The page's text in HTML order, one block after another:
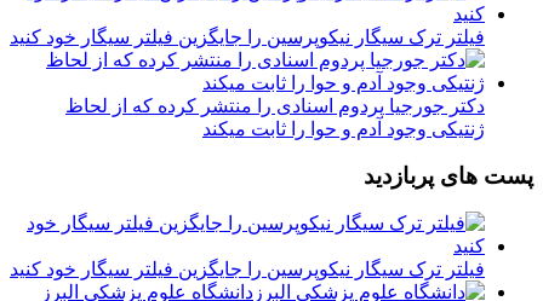
فیلتر ترک سیگار نیکوپرسین را جایگزین فیلتر سیگار خود کنید
دکتر جورجیا پردوم اسنادی را منتشر کرده که از لحاظ
ژنتیکی وجود آدم و حوا را ثابت میکند
پست های پربازدید
فیلتر ترک سیگار نیکوپرسین را جایگزین فیلتر سیگار خود کنید
دانشگاه علوم پزشکی البرز